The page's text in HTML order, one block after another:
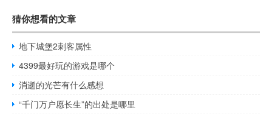
猜你想看的文章
地下城堡2刺客属性
4399最好玩的游戏是哪个
消逝的光芒有什么感想
“千门万户愿长生”的出处是哪里